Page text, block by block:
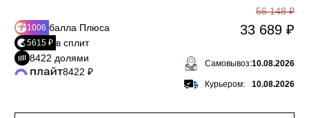
1006 балла Плюса
5615 ₽ в сплит
8422 долями
8422 ₽
56 148 ₽
33 689 ₽
Самовывоз:10.08.2026
Курьером: 10.08.2026